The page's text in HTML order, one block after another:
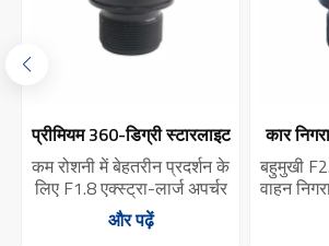
के
कार निगरानी के लिए IMX675
360 डिग्री वाहन विज़न लेंस
YT-7601-F1
बहुमुखी F2.4 एपर्चर से सुसज्जित
वाहन निगरानी प्रणालियों के लिए
आवश्यक छह-तत्व ग्लास संरचना
बेहतर प्रकाश संचरण और
और पढ़ें